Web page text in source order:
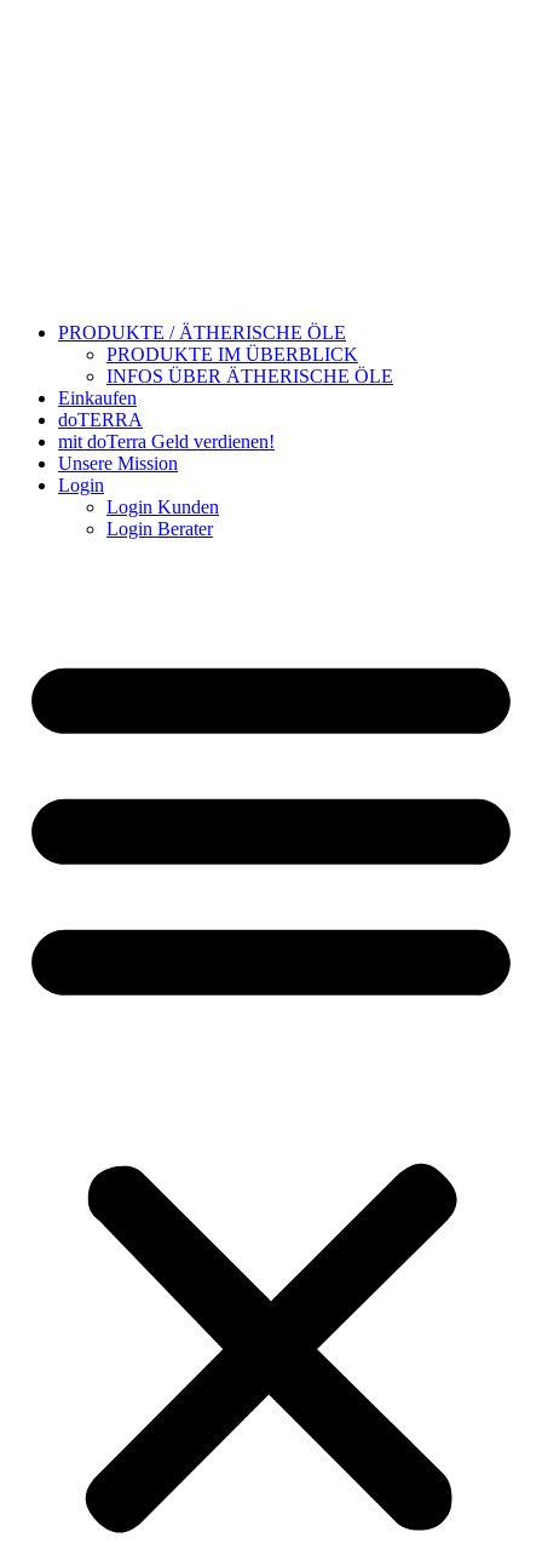
PRODUKTE / ÄTHERISCHE ÖLE
PRODUKTE IM ÜBERBLICK
INFOS ÜBER ÄTHERISCHE ÖLE
Einkaufen
doTERRA
mit doTerra Geld verdienen!
Unsere Mission
Login
Login Kunden
Login Berater